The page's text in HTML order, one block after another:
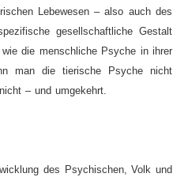
Lebewesen – also auch des
gesellschaftliche Gestalt
die menschliche Psyche in ihrer
man die tierische Psyche nicht
– und umgekehrt.
des Psychischen, Volk und